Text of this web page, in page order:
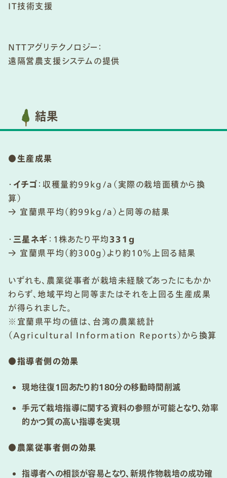
IT技術支援
NTTアグリテクノロジー：
遠隔営農支援システムの提供
結果
●生産成果
・ イチゴ：収穫量約99kg/a（実際の栽培面積から換
算）
→ 宜蘭県平均（約99kg/a）と同等の結果
・ 三星ネギ ：1株あたり平均331g
→ 宜蘭県平均（約300g）より約10％上回る結果
いずれも、農業従事者が栽培未経験であったにもかか
わらず、地域平均と同等またはそれを上回る生産成果
が得られました。
※宜蘭県平均の値は、台湾の農業統計
（Agricultural Information Reports）から換算
●指導者側の効果
現地往復1回あたり約180分の移動時間削減
手元で栽培指導に関する資料の参照が可能となり、効率
的かつ質の高い指導を実現
●農業従事者側の効果
指導者への相談が容易となり、新規作物栽培の成功確